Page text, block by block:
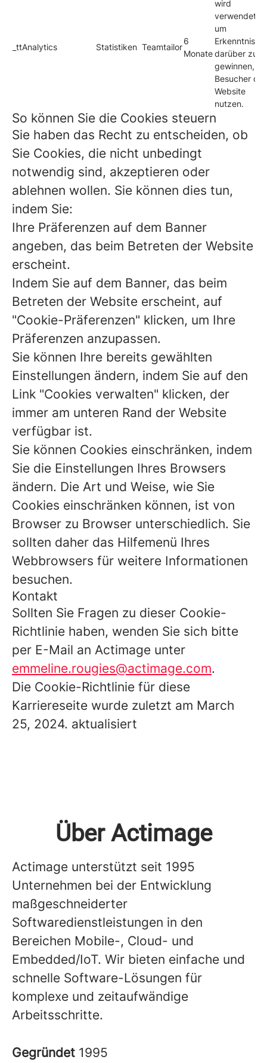
_ttAnalytics Statistiken Teamtailor
6
Monate
wird
verwendet,
um
Erkenntnisse
darüber zu
gewinnen,
Besucher die
Website
nutzen.
So können Sie die Cookies steuern
Sie haben das Recht zu entscheiden, ob
Sie Cookies, die nicht unbedingt
notwendig sind, akzeptieren oder
ablehnen wollen. Sie können dies tun,
indem Sie:
Ihre Präferenzen auf dem Banner
angeben, das beim Betreten der Website
erscheint.
Indem Sie auf dem Banner, das beim
Betreten der Website erscheint, auf
"Cookie-Präferenzen" klicken, um Ihre
Präferenzen anzupassen.
Sie können Ihre bereits gewählten
Einstellungen ändern, indem Sie auf den
Link "Cookies verwalten" klicken, der
immer am unteren Rand der Website
verfügbar ist.
Sie können Cookies einschränken, indem
Sie die Einstellungen Ihres Browsers
ändern. Die Art und Weise, wie Sie
Cookies einschränken können, ist von
Browser zu Browser unterschiedlich. Sie
sollten daher das Hilfemenü Ihres
Webbrowsers für weitere Informationen
besuchen.
Kontakt
Sollten Sie Fragen zu dieser Cookie-
Richtlinie haben, wenden Sie sich bitte
per E-Mail an Actimage unter
emmeline.rougies@actimage.com.
Die Cookie-Richtlinie für diese
Karriereseite wurde zuletzt am March
25, 2024. aktualisiert
Über Actimage
Actimage unterstützt seit 1995
Unternehmen bei der Entwicklung
maßgeschneiderter
Softwaredienstleistungen in den
Bereichen Mobile-, Cloud- und
Embedded/IoT. Wir bieten einfache und
schnelle Software-Lösungen für
komplexe und zeitaufwändige
Arbeitsschritte.
Gegründet 1995